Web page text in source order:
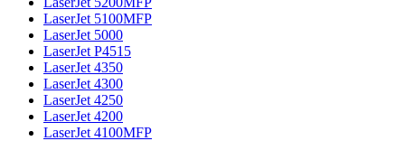
LaserJet 5100MFP
LaserJet 5000
LaserJet P4515
LaserJet 4350
LaserJet 4300
LaserJet 4250
LaserJet 4200
LaserJet 4100MFP